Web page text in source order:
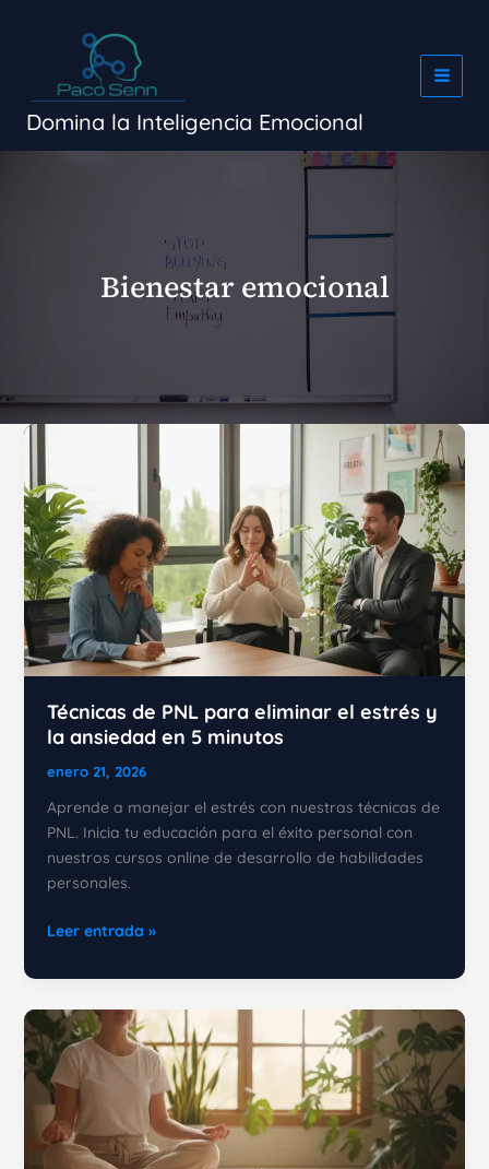
Domina la Inteligencia Emocional
Bienestar emocional
Técnicas de PNL para eliminar el estrés y
la ansiedad en 5 minutos
enero 21, 2026
Aprende a manejar el estrés con nuestras técnicas de
PNL. Inicia tu educación para el éxito personal con
nuestros cursos online de desarrollo de habilidades
personales.
Técnicas
PNL
para
eliminar
el
estrés
y
la
ansiedad
Leer entrada »